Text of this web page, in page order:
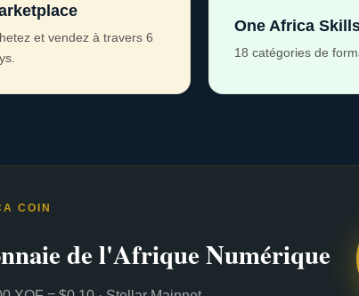
et vendez à travers 6
One Africa
18 catégories de
COIN
de l'Afrique Numérique